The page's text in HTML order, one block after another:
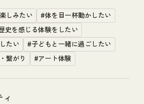
リンク
しみたい
#体を目一杯動かしたい
史を感じる体験をしたい
たい
#子どもと一緒に過ごしたい
繋がり
#アート体験